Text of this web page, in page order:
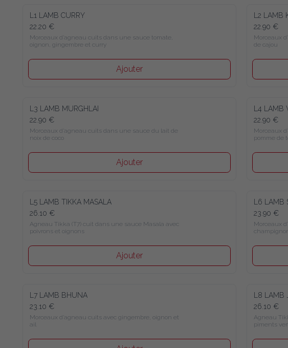
L1 LAMB CURRY
22.20 €
Morceaux d’agneau cuits dans une sauce tomate,
oignon, gingembre et curry
Ajouter
L2 LAMB
22.90 €
Morceaux
de cajou
L3 LAMB MURGHLAI
22.90 €
Morceaux d’agneau cuits dans une sauce du lait de
noix de coco
Ajouter
L4 LAMB
22.90 €
Morceaux
pomme de
L5 LAMB TIKKA MASALA
26.10 €
Agneau Tikka (T7) cuit dans une sauce Masala avec
poivrons et oignons
Ajouter
L6 LAMB
23.90 €
Morceaux
L7 LAMB BHUNA
23.10 €
Morceaux d’agneau cuits avec gingembre, oignon et
ail
L8 LAMB
26.10 €
Agneau
piments